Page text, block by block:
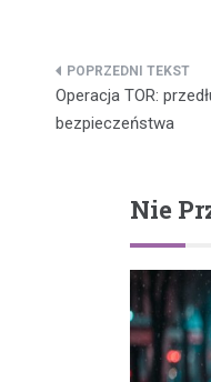
Nawigacja
wpisu
Operacja TOR:
bezpieczeństwa
Nie